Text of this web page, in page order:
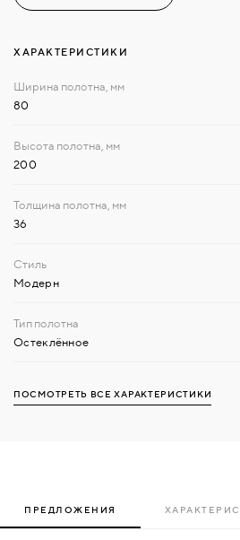
ХАРАКТЕРИСТИКИ
80
200
36
Модерн
Остеклённое
ПОСМОТРЕТЬ ВСЕ ХАРАКТЕРИСТИКИ
ПРЕДЛОЖЕНИЯ